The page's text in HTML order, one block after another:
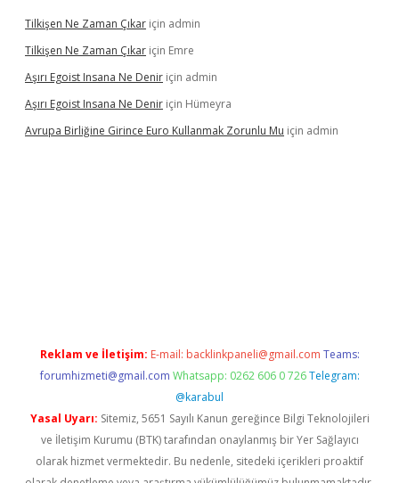
Tilkişen Ne Zaman Çıkar için admin
Tilkişen Ne Zaman Çıkar için Emre
Aşırı Egoist Insana Ne Denir için admin
Aşırı Egoist Insana Ne Denir için Hümeyra
Avrupa Birliğine Girince Euro Kullanmak Zorunlu Mu için admin
Reklam ve İletişim: E-mail: backlinkpaneli@gmail.com Teams:
forumhizmeti@gmail.com Whatsapp: 0262 606 0 726 Telegram:
@karabul
Yasal Uyarı: Sitemiz, 5651 Sayılı Kanun gereğince Bilgi Teknolojileri
ve İletişim Kurumu (BTK) tarafından onaylanmış bir Yer Sağlayıcı
olarak hizmet vermektedir. Bu nedenle, sitedeki içerikleri proaktif